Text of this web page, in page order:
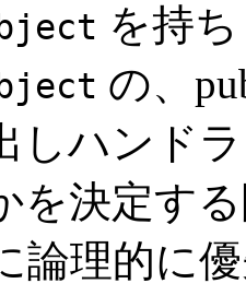
を持
の、
しハンド
を決定す
論理的に